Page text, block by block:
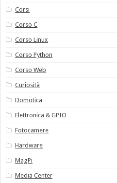
Corsi
Corso C
Corso Linux
Corso Python
Corso Web
Curiosità
Domotica
Elettronica & GPIO
Fotocamere
Hardware
MagPi
Media Center